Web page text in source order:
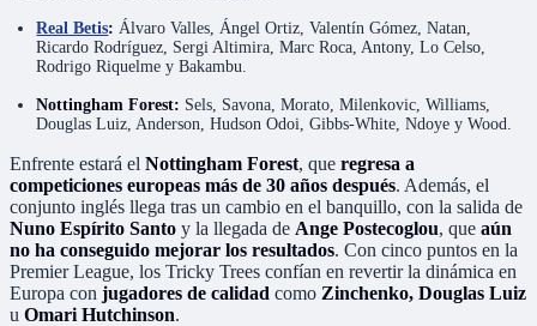
Real Betis: Álvaro Valles, Ángel Ortiz, Valentín Gómez, Natan,
Ricardo Rodríguez, Sergi Altimira, Marc Roca, Antony, Lo Celso,
Rodrigo Riquelme y Bakambu.
Nottingham Forest: Sels, Savona, Morato, Milenkovic, Williams,
Douglas Luiz, Anderson, Hudson Odoi, Gibbs-White, Ndoye y Wood.
Enfrente estará el Nottingham Forest, que regresa a
competiciones europeas más de 30 años después. Además, el
conjunto inglés llega tras un cambio en el banquillo, con la salida de
Nuno Espírito Santo y la llegada de Ange Postecoglou, que aún
no ha conseguido mejorar los resultados. Con cinco puntos en la
Premier League, los Tricky Trees confían en revertir la dinámica en
Europa con jugadores de calidad como Zinchenko, Douglas Luiz
u Omari Hutchinson.